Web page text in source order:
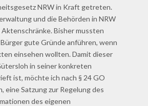
NRW in Kraft getreten.
und die Behörden in NRW
Bisher mussten
gute Gründe anführen, wenn
einsehen wollten. Damit dieser
in seiner konkreten
ist, möchte ich nach § 24 GO
eine Satzung zur Regelung des
des eigenen